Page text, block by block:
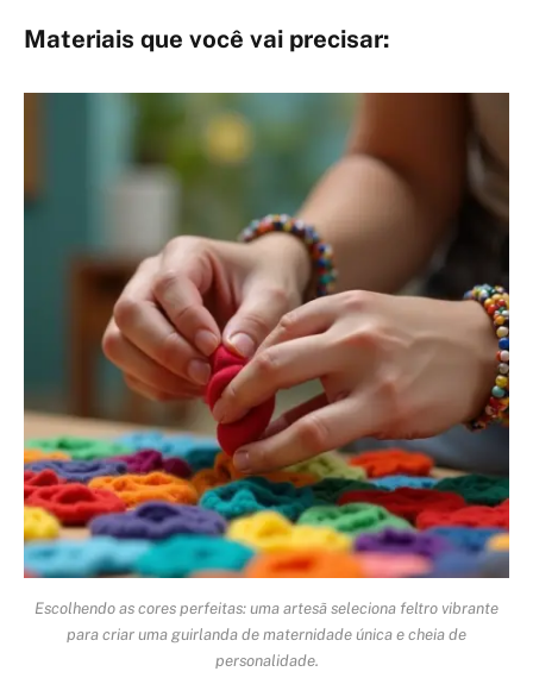
Materiais que você vai precisar:
Escolhendo as cores perfeitas: uma artesã seleciona feltro vibrante
para criar uma guirlanda de maternidade única e cheia de
personalidade.